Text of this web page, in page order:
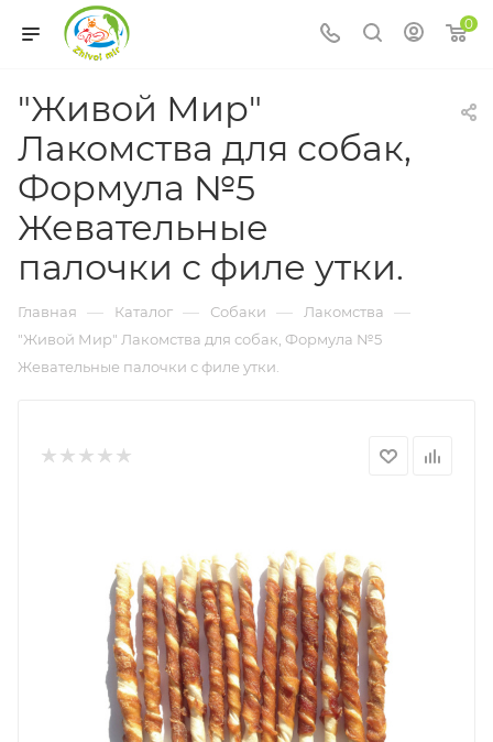
0
"Живой Мир"
Лакомства для собак,
Формула №5
Жевательные
палочки с филе утки.
Главная — Каталог — Собаки — Лакомства —
"Живой Мир" Лакомства для собак, Формула №5
Жевательные палочки с филе утки.